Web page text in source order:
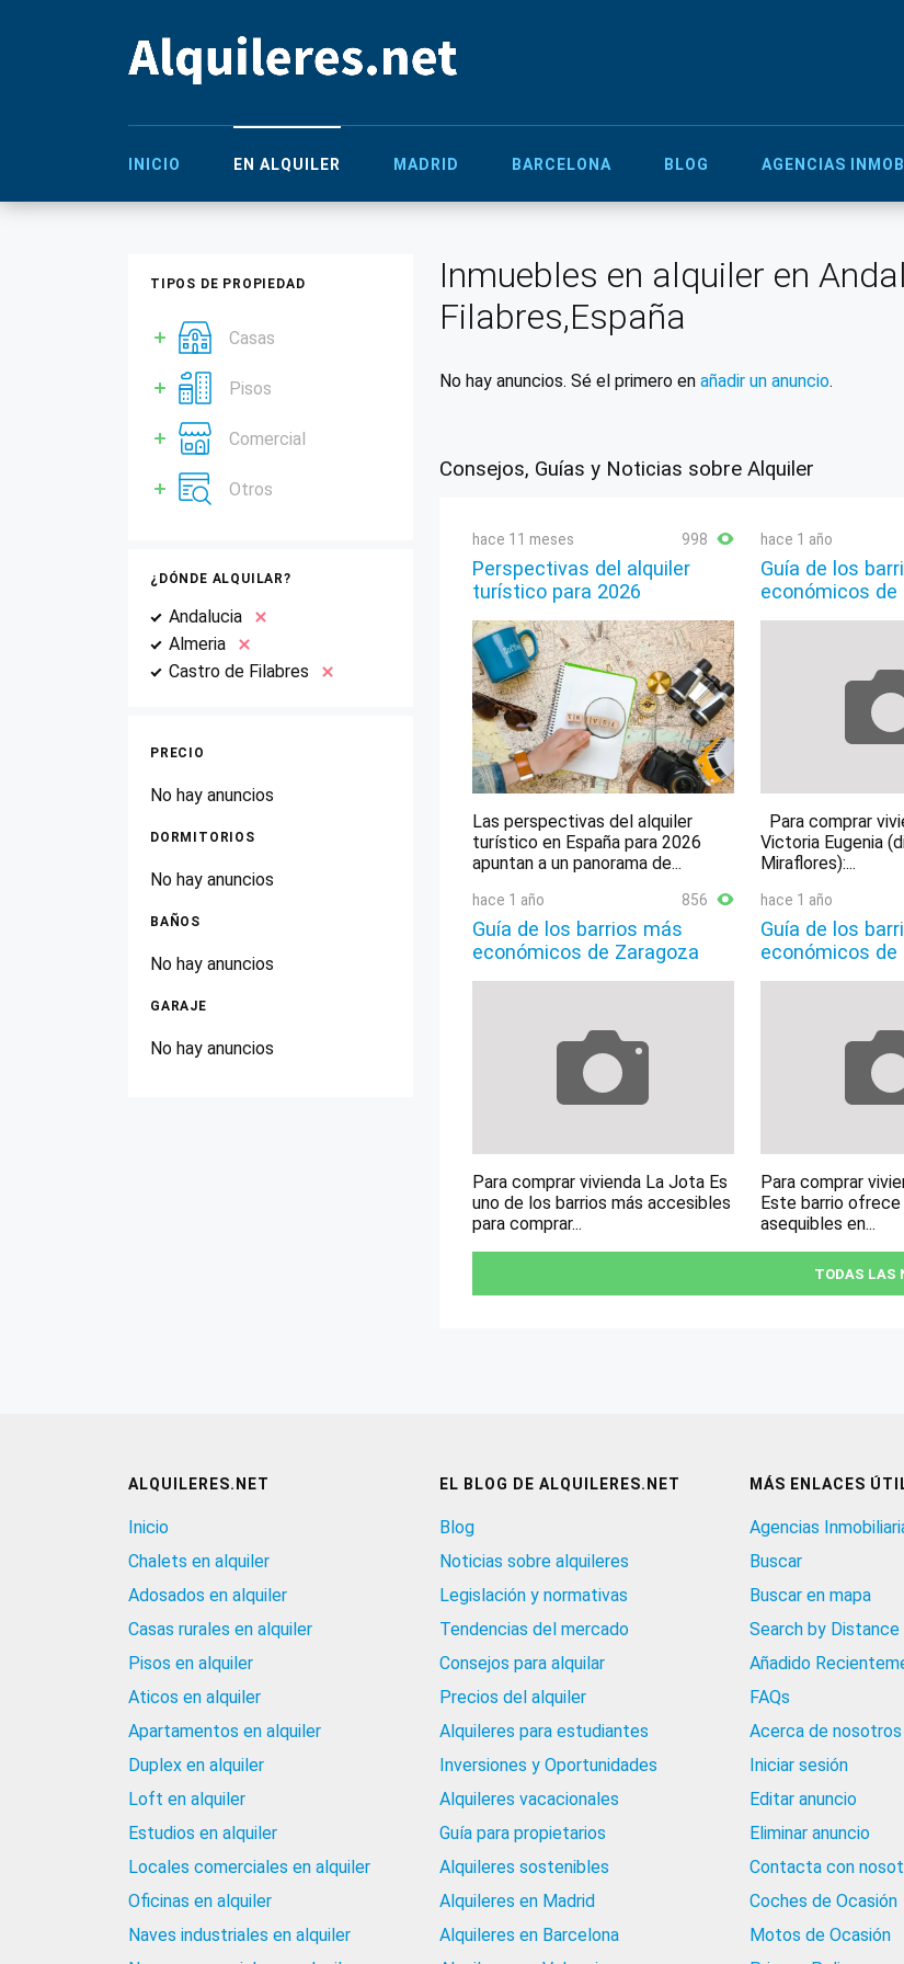
INICIO EN ALQUILER MADRID BARCELONA BLOG AGENCIAS
TIPOS DE PROPIEDAD
Casas
Pisos
Comercial
Otros
¿DÓNDE ALQUILAR?
Andalucia
Almeria
Castro de Filabres
PRECIO
No hay anuncios
DORMITORIOS
No hay anuncios
BAÑOS
No hay anuncios
GARAJE
No hay anuncios
Inmuebles en alquiler en
Filabres,España
No hay anuncios. Sé el primero en añadir un anuncio.
Consejos, Guías y Noticias sobre Alquiler
hace 11 meses 998
Perspectivas del alquiler
turístico para 2026
Las perspectivas del alquiler
turístico en España para 2026
apuntan a un panorama de...
hace 1 año
Guía de los
económicos de
Para comprar
Victoria Eugenia
Miraflores):...
hace 1 año 856
Guía de los barrios más
económicos de Zaragoza
Para comprar vivienda La Jota Es
uno de los barrios más accesibles
para comprar...
hace 1 año
Guía de los
económicos de
Para comprar
Este barrio
asequibles en...
TODAS LAS
ALQUILERES.NET
Inicio
Chalets en alquiler
Adosados en alquiler
Casas rurales en alquiler
Pisos en alquiler
Aticos en alquiler
Apartamentos en alquiler
Duplex en alquiler
Loft en alquiler
Estudios en alquiler
Locales comerciales en alquiler
Oficinas en alquiler
Naves industriales en alquiler
EL BLOG DE ALQUILERES.NET
Blog
Noticias sobre alquileres
Legislación y normativas
Tendencias del mercado
Consejos para alquilar
Precios del alquiler
Alquileres para estudiantes
Inversiones y Oportunidades
Alquileres vacacionales
Guía para propietarios
Alquileres sostenibles
Alquileres en Madrid
Alquileres en Barcelona
MÁS ENLACES
Agencias
Buscar
Buscar en mapa
Search by Distance
Añadido
FAQs
Acerca de nosotros
Iniciar sesión
Editar anuncio
Eliminar anuncio
Contacta con
Coches de Ocasión
Motos de Ocasión